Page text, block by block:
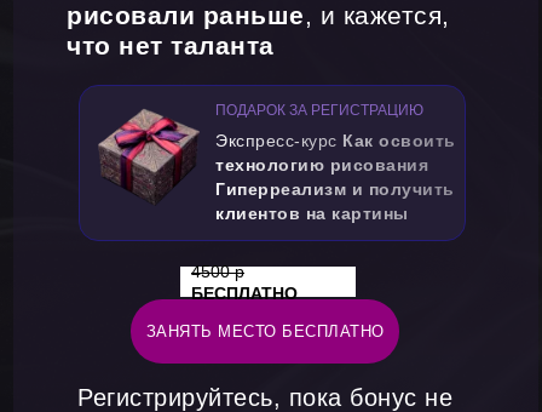
ЗАНЯТЬ МЕСТО БЕСПЛАТНО
ПОДАРОК ЗА РЕГИСТРАЦИЮ
Экспресс-курс Как освоить
технологию рисования
Гиперреализм и получить
клиентов на картины
рисовали раньше, и кажется,
что нет таланта
Регистрируйтесь, пока бонус не
4500 р
БЕСПЛАТНО